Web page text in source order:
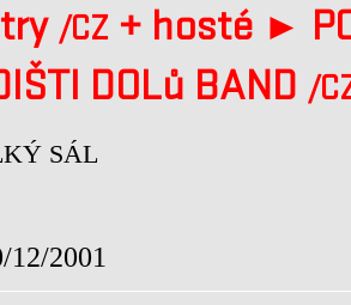
/CZ + hosté ►
DOLů BAND /
SÁL
12/2001